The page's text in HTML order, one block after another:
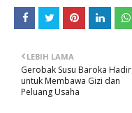
LEBIH LAMA
Gerobak Susu Baroka Hadir
untuk Membawa Gizi dan
Peluang Usaha